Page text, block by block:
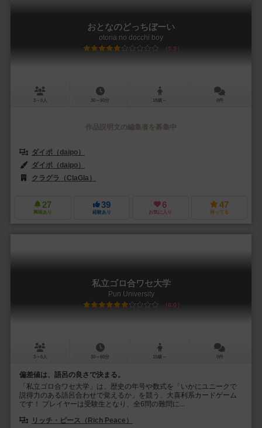
おとなのどっちぼーい
otona no docchi boy
5.9
3～6人 30～60分 18歳～ 0件
作品説明文の編集者を募集中
ダイポ（daipo）
ダイポ（daipo）
クラグラ（ClaGla）
27
興味あり
39
経験あり
6
お気に入り
47
持ってる
私立ゴロ合ワセ大学
Pun University
6.0
3～6人 30～60分 10歳～ 0件
偏差値は、語呂の良さで決まる。
「私立ゴロ合ワセ大学」は、歴史の年号や数式を「いかにユニークで
説得力のある語呂合わせで覚えるか」を競う、大喜利系カードゲーム
です！ プレイヤーは受験生となり、全6問の難問に...
リッチ・ピース（Rich Peace）